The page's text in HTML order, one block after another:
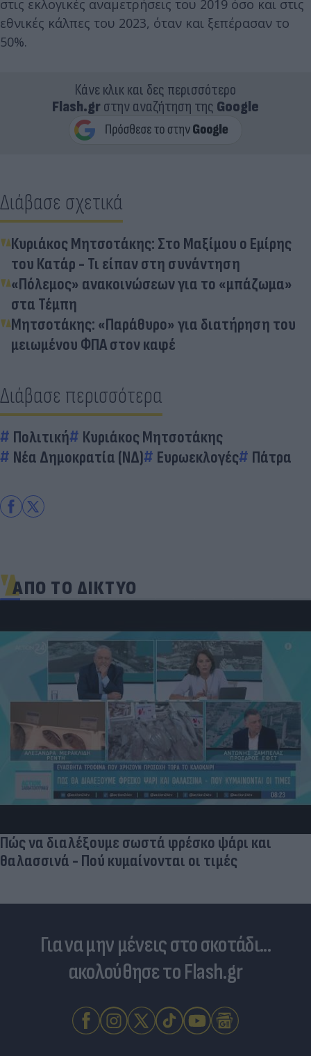
στις εκλογικές αναμετρήσεις του 2019 όσο και στις
εθνικές κάλπες του 2023, όταν και ξεπέρασαν το
50%.
Κάνε κλικ και δες περισσότερο
Flash.grστην αναζήτηση της Google
Διάβασε σχετικά
Κυριάκος Μητσοτάκης: Στο Μαξίμου ο Εμίρης
του Κατάρ - Τι είπαν στη συνάντηση
«Πόλεμος» ανακοινώσεων για το «μπάζωμα»
στα Τέμπη
Μητσοτάκης: «Παράθυρο» για διατήρηση του
μειωμένου ΦΠΑ στον καφέ
Διάβασε περισσότερα
Πολιτική
Κυριάκος Μητσοτάκης
Νέα Δημοκρατία (ΝΔ)
Ευρωεκλογές Πάτρα
ΑΠΟ ΤΟ ΔΙΚΤΥΟ
Πώς να διαλέξουμε σωστά φρέσκο ψάρι και
θαλασσινά - Πού κυμαίνονται οι τιμές
Για να μην μένεις στο σκοτάδι...
ακολούθησε το Flash.gr